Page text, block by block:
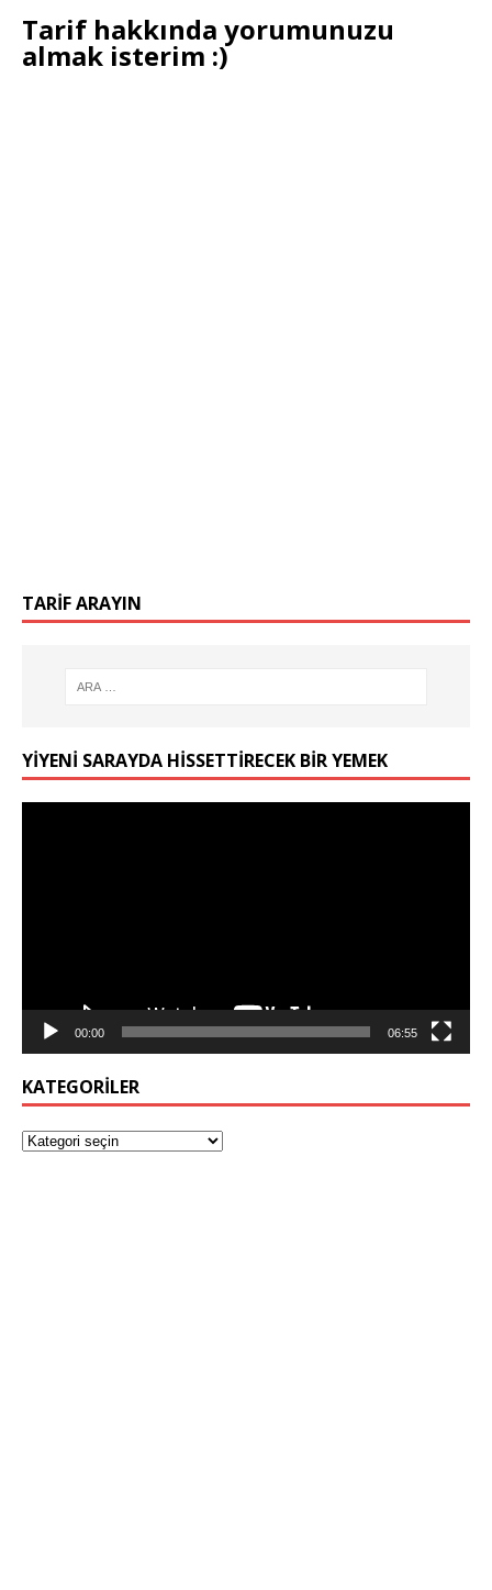
Tarif hakkında yorumunuzu
almak isterim :)
TARIF ARAYIN
YIYENI SARAYDA HISSETTIRECEK BIR YEMEK
00:00 06:55
KATEGORILER